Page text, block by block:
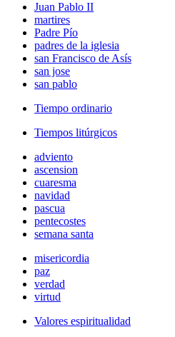
Juan Pablo II
martires
Padre Pío
padres de la iglesia
san Francisco de Asís
san jose
san pablo
Tiempo ordinario
Tiempos litúrgicos
adviento
ascension
cuaresma
navidad
pascua
pentecostes
semana santa
misericordia
paz
verdad
virtud
Valores espiritualidad